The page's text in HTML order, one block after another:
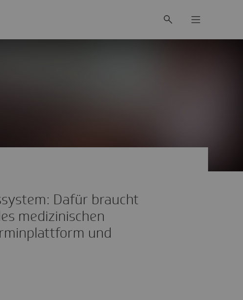
Dafür braucht
medizinischen
und